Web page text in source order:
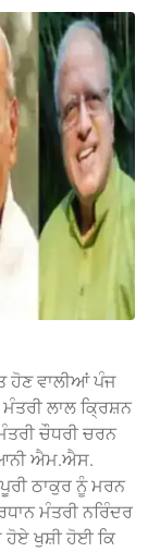
ਹੋਣ ਵਾਲੀਆਂ ਪੰਜ
ਲਾਲ ਕ੍ਰਿਸ਼ਨ
ਚੌਧਰੀ ਚਰਨ
ਐਮ.ਐਸ.
ਠਾਕੁਰ ਨੂੰ ਮਰਨ
ਮੰਤਰੀ ਨਰਿੰਦਰ
ਹੋਏ ਖੁਸ਼ੀ ਹੋਈ ਕਿ